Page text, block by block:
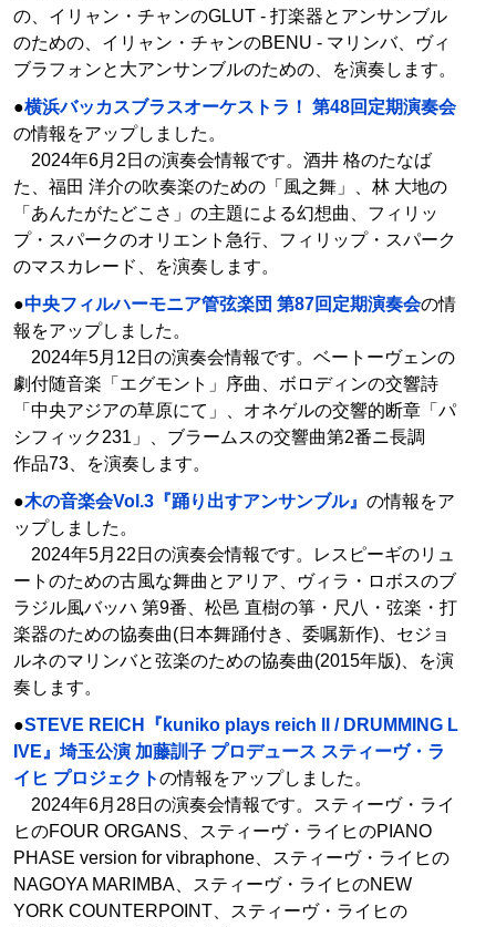
の、イリャン・チャンのGLUT - 打楽器とアンサンブル
のための、イリャン・チャンのBENU - マリンバ、ヴィ
ブラフォンと大アンサンブルのための、を演奏します。
●横浜バッカスブラスオーケストラ！ 第48回定期演奏会
の情報をアップしました。
2024年6月2日の演奏会情報です。酒井 格のたなば
た、福田 洋介の吹奏楽のための「風之舞」、林 大地の
「あんたがたどこさ」の主題による幻想曲、フィリッ
プ・スパークのオリエント急行、フィリップ・スパーク
のマスカレード、を演奏します。
●中央フィルハーモニア管弦楽団 第87回定期演奏会の情
報をアップしました。
2024年5月12日の演奏会情報です。ベートーヴェンの
劇付随音楽「エグモント」序曲、ボロディンの交響詩
「中央アジアの草原にて」、オネゲルの交響的断章「パ
シフィック231」、ブラームスの交響曲第2番ニ長調
作品73、を演奏します。
●木の音楽会Vol.3『踊り出すアンサンブル』 の情報をア
ップしました。
2024年5月22日の演奏会情報です。レスピーギのリュ
ートのための古風な舞曲とアリア、ヴィラ・ロボスのブ
ラジル風バッハ 第9番、松邑 直樹の箏・尺八・弦楽・打
楽器のための協奏曲(日本舞踊付き、委嘱新作)、セジョ
ルネのマリンバと弦楽のための協奏曲(2015年版)、を演
奏します。
●STEVE REICH『kuniko plays reich ll / DRUMMING L
IVE』埼玉公演 加藤訓子 プロデュース スティーヴ・ラ
イヒ プロジェクトの情報をアップしました。
2024年6月28日の演奏会情報です。スティーヴ・ライ
ヒのFOUR ORGANS、スティーヴ・ライヒのPIANO
PHASE version for vibraphone、スティーヴ・ライヒの
NAGOYA MARIMBA、スティーヴ・ライヒのNEW
YORK COUNTERPOINT、スティーヴ・ライヒの